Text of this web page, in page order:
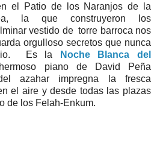
el Patio de los Naranjos de la
la que construyeron los
vestido de torre barroca nos
orgulloso secretos que nunca
Es la
Noche Blanca del
piano de David Peña
azahar impregna la fresca
el aire y desde todas las plazas
de los Felah-Enkum.